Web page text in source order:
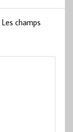
Les champs